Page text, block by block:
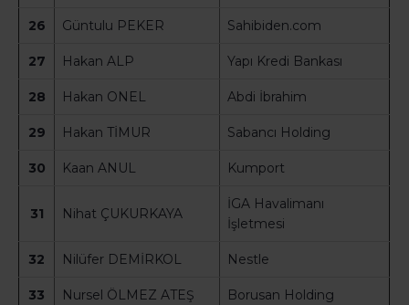
26 Güntulu PEKER Sahibiden.com
27 Hakan ALP Yapı Kredi Bankası
28 Hakan ONEL Abdi İbrahim
29 Hakan TİMUR Sabancı Holding
30 Kaan ANUL Kumport
31 Nihat ÇUKURKAYA
İGA Havalimanı
İşletmesi
32 Nilüfer DEMİRKOL Nestle
33 Nursel ÖLMEZ ATEŞ Borusan Holding